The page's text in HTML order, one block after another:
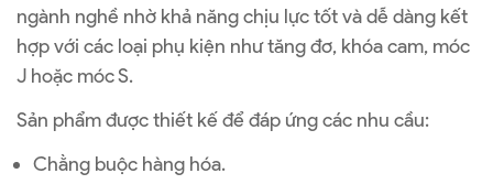
ngành nghề nhờ khả năng chịu lực tốt và dễ dàng kết
hợp với các loại phụ kiện như tăng đơ, khóa cam, móc
J hoặc móc S.
Sản phẩm được thiết kế để đáp ứng các nhu cầu:
Chằng buộc hàng hóa.